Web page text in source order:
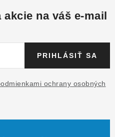
na váš e-mail
ochrany osobných
PRIHLÁSIŤ SA